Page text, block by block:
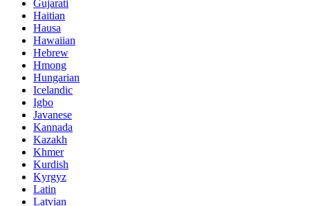
Gujarati
Haitian
Hausa
Hawaiian
Hebrew
Hmong
Hungarian
Icelandic
Igbo
Javanese
Kannada
Kazakh
Khmer
Kurdish
Kyrgyz
Latin
Latvian